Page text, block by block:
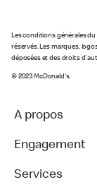
Les conditions générales
réservés. Les marques,
déposées et des droits
© 2023 McDonald's.
A propos
Engagement
Services